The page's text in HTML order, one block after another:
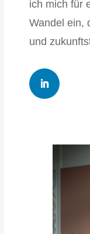
ich mich für
Wandel ein,
und